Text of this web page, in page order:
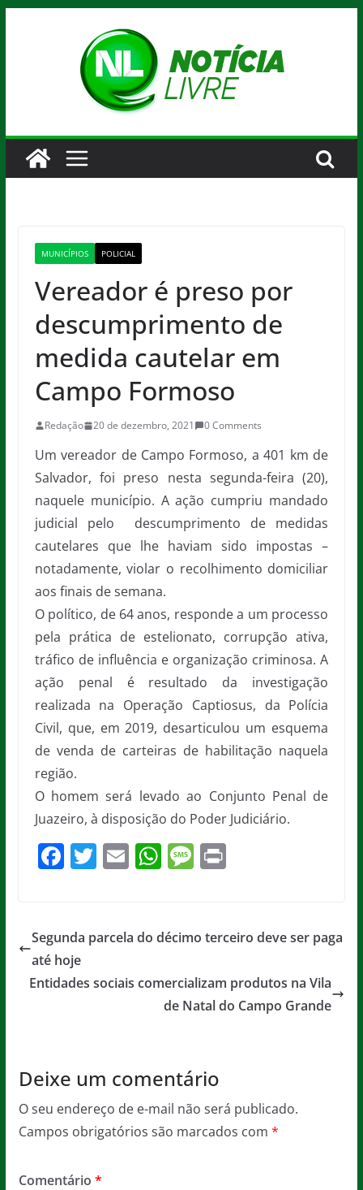
MUNICÍPIOS POLICIAL
Vereador é preso por
descumprimento de
medida cautelar em
Campo Formoso
Redação 20 de dezembro, 2021 0 Comments
Um vereador de Campo Formoso, a 401 km de
Salvador, foi preso nesta segunda-feira (20),
naquele município. A ação cumpriu mandado
judicial pelo descumprimento de medidas
cautelares que lhe haviam sido impostas –
notadamente, violar o recolhimento domiciliar
aos finais de semana.
O político, de 64 anos, responde a um processo
pela prática de estelionato, corrupção ativa,
tráfico de influência e organização criminosa. A
ação penal é resultado da investigação
realizada na Operação Captiosus, da Polícia
Civil, que, em 2019, desarticulou um esquema
de venda de carteiras de habilitação naquela
região.
O homem será levado ao Conjunto Penal de
Juazeiro, à disposição do Poder Judiciário.
F
e
b
o
T
er
E
l
W
s
p
p
M
a
e
Pr
Segunda parcela do décimo terceiro deve ser paga
até hoje
Entidades sociais comercializam produtos na Vila
de Natal do Campo Grande
Deixe um comentário
O seu endereço de e-mail não será publicado.
Campos obrigatórios são marcados com *
Comentário *